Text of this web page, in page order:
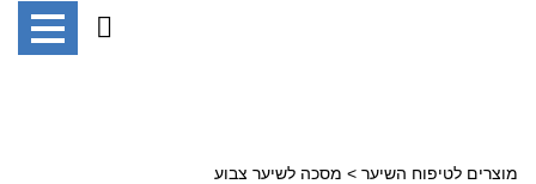
מוצרים לטיפוח השיער > מסכה לשיער צבוע